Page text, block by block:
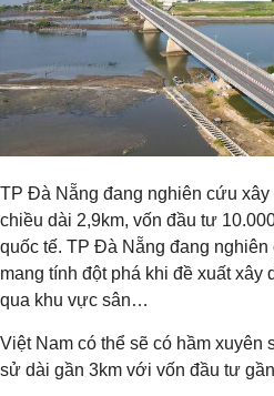
TP Đà Nẵng đang nghiên cứu
chiều dài 2,9km, vốn đầu tư
quốc tế. TP Đà Nẵng đang
mang tính đột phá khi đề xuất xây
qua khu vực sân…
Việt Nam có thể sẽ có hầm xuyên
sử dài gần 3km với vốn đầu tư